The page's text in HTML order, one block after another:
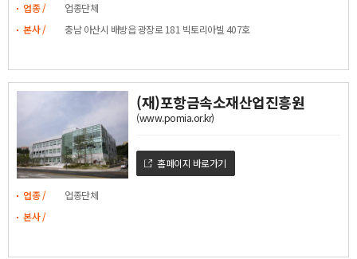
업종 /
업종단체
본사 /
충남 아산시 배방읍 광장로 181 빅토리아빌 407호
(재)포항금속소재산업진흥원
(www.pomia.or.kr)
업종 /
업종단체
본사 /
홈페이지 바로가기